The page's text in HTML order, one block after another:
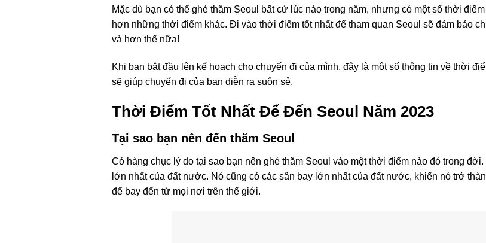
Mặc dù bạn có thể ghé thăm Seoul bất cứ lúc nào trong năm, nhưng có một số thời
hơn những thời điểm khác. Đi vào thời điểm tốt nhất để tham quan Seoul sẽ đảm bảo
và hơn thế nữa!
Khi bạn bắt đầu lên kế hoạch cho chuyến đi của mình, đây là một số thông tin về thời
sẽ giúp chuyến đi của bạn diễn ra suôn sẻ.
Thời Điểm Tốt Nhất Để Đến Seoul Năm 2023
Tại sao bạn nên đến thăm Seoul
Có hàng chục lý do tại sao bạn nên ghé thăm Seoul vào một thời điểm nào đó trong
lớn nhất của đất nước. Nó cũng có các sân bay lớn nhất của đất nước, khiến nó trở
để bay đến từ mọi nơi trên thế giới.